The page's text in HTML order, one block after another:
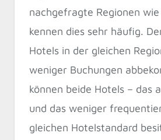
nachgefragte Regionen wie
kennen dies sehr häufig.
Hotels in der gleichen
weniger Buchungen
können beide Hotels – das
und das weniger
gleichen Hotelstandard